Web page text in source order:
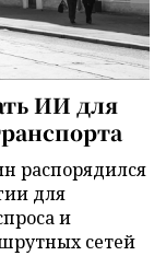
ИИ для
распорядился
для
и
сетей